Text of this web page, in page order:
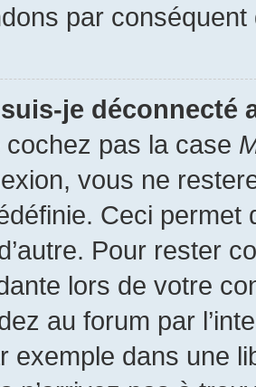
par conséquent
je déconnecté
pas la case
vous ne
Ceci permet
Pour rester
lors de votre
au forum par
exemple dans une